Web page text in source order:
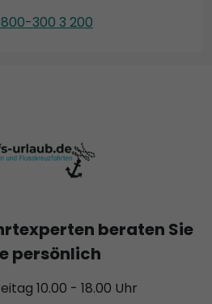
300 3 200
beraten Sie
persönlich
10.00 - 18.00 Uhr